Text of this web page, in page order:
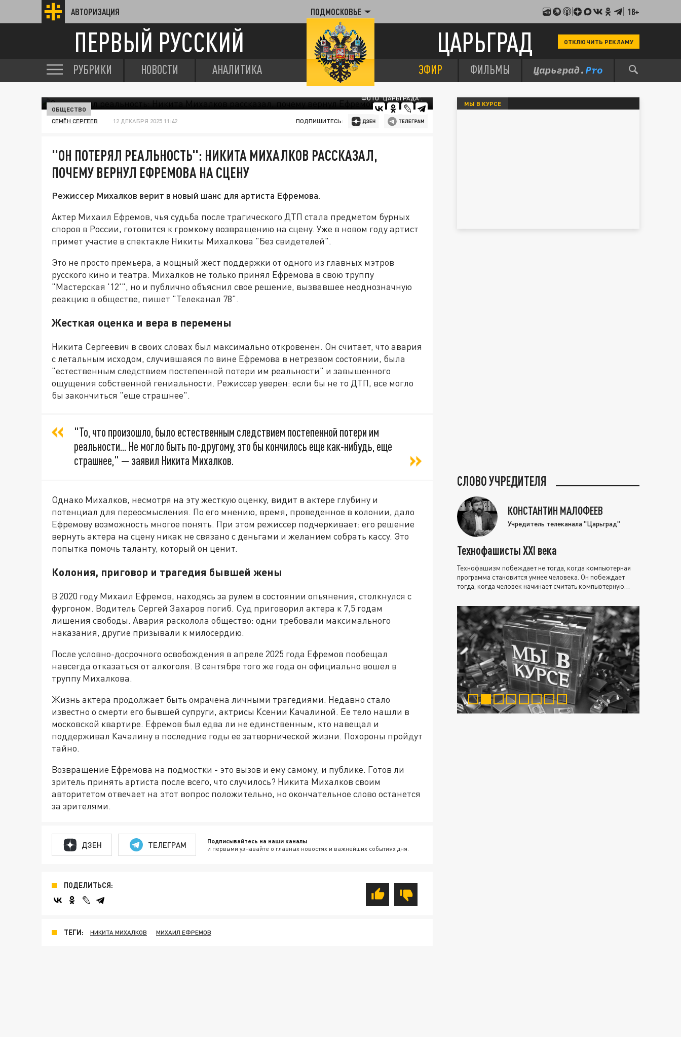
АВТОРИЗАЦИЯ ПОДМОСКОВЬЕ 18+
ПЕРВЫЙ РУССКИЙ ЦАРЬГРАД ОТКЛЮЧИТЬ РЕКЛАМУ
РУБРИКИ НОВОСТИ АНАЛИТИКА ЭФИР ФИЛЬМЫ
ФОТО "ЦАРЬГРАДА".
ОБЩЕСТВО
СЕМЁН СЕРГЕЕВ 12 ДЕКАБРЯ 2025 11:42 ПОДПИШИТЕСЬ:
"ОН ПОТЕРЯЛ РЕАЛЬНОСТЬ": НИКИТА МИХАЛКОВ РАССКАЗАЛ,
ПОЧЕМУ ВЕРНУЛ ЕФРЕМОВА НА СЦЕНУ
Режиссер Михалков верит в новый шанс для артиста Ефремова.
Актер Михаил Ефремов, чья судьба после трагического ДТП стала предметом бурных
споров в России, готовится к громкому возвращению на сцену. Уже в новом году артист
примет участие в спектакле Никиты Михалкова "Без свидетелей".
Это не просто премьера, а мощный жест поддержки от одного из главных мэтров
русского кино и театра. Михалков не только принял Ефремова в свою труппу
"Мастерская '12'", но и публично объяснил свое решение, вызвавшее неоднозначную
реакцию в обществе, пишет "Телеканал 78".
Жесткая оценка и вера в перемены
Никита Сергеевич в своих словах был максимально откровенен. Он считает, что авария
с летальным исходом, случившаяся по вине Ефремова в нетрезвом состоянии, была
"естественным следствием постепенной потери им реальности" и завышенного
ощущения собственной гениальности. Режиссер уверен: если бы не то ДТП, все могло
бы закончиться "еще страшнее".
"То, что произошло, было естественным следствием постепенной потери им
реальности... Не могло быть по-другому, это бы кончилось еще как-нибудь, еще
страшнее," — заявил Никита Михалков.
Однако Михалков, несмотря на эту жесткую оценку, видит в актере глубину и
потенциал для переосмысления. По его мнению, время, проведенное в колонии, дало
Ефремову возможность многое понять. При этом режиссер подчеркивает: его решение
вернуть актера на сцену никак не связано с деньгами и желанием собрать кассу. Это
попытка помочь таланту, который он ценит.
Колония, приговор и трагедия бывшей жены
В 2020 году Михаил Ефремов, находясь за рулем в состоянии опьянения, столкнулся с
фургоном. Водитель Сергей Захаров погиб. Суд приговорил актера к 7,5 годам
лишения свободы. Авария расколола общество: одни требовали максимального
наказания, другие призывали к милосердию.
После условно-досрочного освобождения в апреле 2025 года Ефремов пообещал
навсегда отказаться от алкоголя. В сентябре того же года он официально вошел в
труппу Михалкова.
Жизнь актера продолжает быть омрачена личными трагедиями. Недавно стало
известно о смерти его бывшей супруги, актрисы Ксении Качалиной. Ее тело нашли в
московской квартире. Ефремов был едва ли не единственным, кто навещал и
поддерживал Качалину в последние годы ее затворнической жизни. Похороны пройдут
тайно.
Возвращение Ефремова на подмостки - это вызов и ему самому, и публике. Готов ли
зритель принять артиста после всего, что случилось? Никита Михалков своим
авторитетом отвечает на этот вопрос положительно, но окончательное слово останется
за зрителями.
ДЗЕН ТЕЛЕГРАМ Подписывайтесь на наши каналы
и первыми узнавайте о главных новостях и важнейших событиях дня.
ПОДЕЛИТЬСЯ:
ТЕГИ: НИКИТА МИХАЛКОВ МИХАИЛ ЕФРЕМОВ
МЫ В КУРСЕ
СЛОВО УЧРЕДИТЕЛЯ
КОНСТАНТИН МАЛОФЕЕВ
Учредитель телеканала "Царьград"
Технофашисты XXI века
Технофашизм побеждает не тогда, когда компьютерная
программа становится умнее человека. Он побеждает
тогда, когда человек начинает считать компьютерную